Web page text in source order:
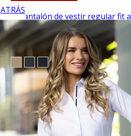
ATRÁS
VISTA RAPIDA
Pantalón de vestir regular fit
$53.95
TU TERCERA PRENDA GRATIS
VISTA RAPIDA